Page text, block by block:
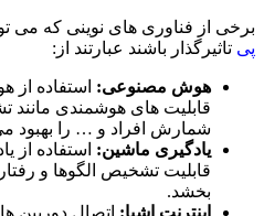
برخی از فناوری های نوینی که می
پی تاثیرگذار باشند عبارتند از:
هوش مصنوعی: استفاده
قابلیت های هوشمندی
شمارش افراد و … را بهبود
یادگیری ماشین: استفاده از
قابلیت تشخیص الگوها و
بخشد.